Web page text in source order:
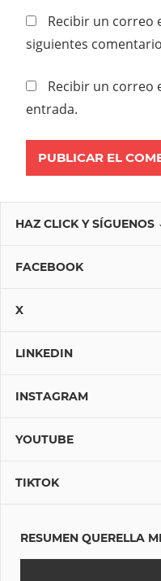
Recibir un correo
siguientes
Recibir un correo
entrada.
HAZ CLICK Y SÍGUENOS
FACEBOOK
X
LINKEDIN
INSTAGRAM
YOUTUBE
TIKTOK
RESUMEN QUERELLA